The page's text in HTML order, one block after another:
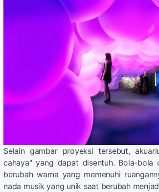
Selain gambar proyeksi tersebut,
cahaya" yang dapat disentuh. Bola-bola
berubah warna yang memenuhi
nada musik yang unik saat berubah